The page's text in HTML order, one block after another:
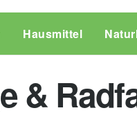
Hausmittel
&